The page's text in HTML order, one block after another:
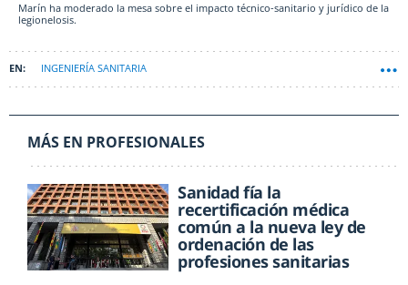
Marín ha moderado la mesa sobre el impacto técnico-sanitario y jurídico de la
legionelosis.
INGENIERÍA SANITARIA
MÁS EN PROFESIONALES
Sanidad fía la
recertificación médica
común a la nueva ley de
ordenación de las
profesiones sanitarias